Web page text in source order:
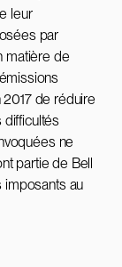
leur
par
matière de
2017 de réduire
difficultés
ne
partie de Bell
imposants au